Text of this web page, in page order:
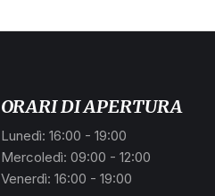
ORARI DI APERTURA
Lunedì: 16:00 - 19:00
Mercoledì: 09:00 - 12:00
Venerdì: 16:00 - 19:00